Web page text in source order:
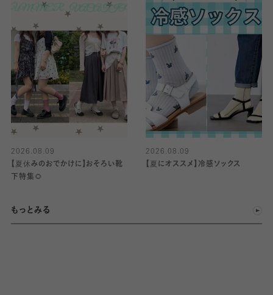
2026.08.09
【夏休みのおでかけに】おそろい靴
下特集🌻
2026.08.09
【夏にオススメ】冷感ソックス
もっとみる